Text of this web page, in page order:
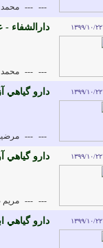
---
--- محمد
۱۳۹۹/۱۰/۲۲ دارالشفاء
---
--- محمد
۱۳۹۹/۱۰/۲۲ دارو گياهي
---
---
۱۳۹۹/۱۰/۲۲ دارو گياهي
---
--- مريم
۱۳۹۹/۱۰/۲۲ دارو گياهي